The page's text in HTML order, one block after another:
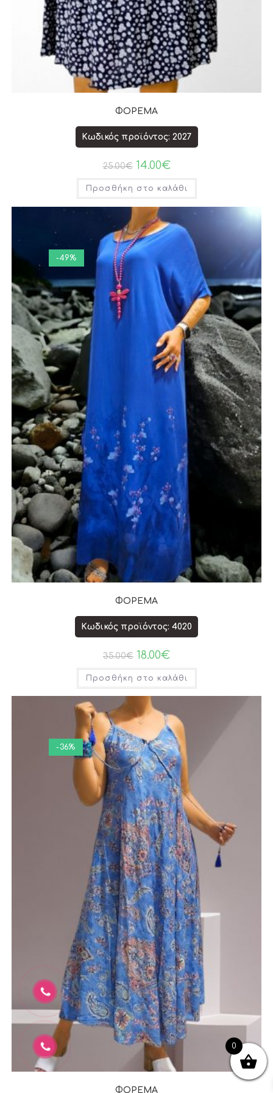
ΦΟΡΕΜΑ
Κωδικός προϊόντος: 2027
25.00€ 14.00€
Προσθήκη στο καλάθι
-49%
ΦΟΡΕΜΑ
Κωδικός προϊόντος: 4020
35.00€ 18.00€
Προσθήκη στο καλάθι
-36%
ΦΟΡΕΜΑ
0